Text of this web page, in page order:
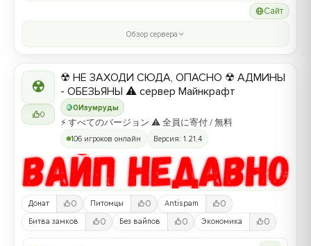
Сайт
Обзор сервера
☢
0
0Изумруды
☢ НЕ ЗАХОДИ СЮДА, ОПАСНО ☢ АДМИНЫ
- ОБЕЗЬЯНЫ ⚠ сервер Майнкрафт
⚡ すべてのバージョン ⚠ 全員に寄付 / 無料
106 игроков онлайн Версия: 1.21.4
Донат 0 Питомцы 0 Antispam 0
Битва замков 0 Без вайпов 0 Экономика 0